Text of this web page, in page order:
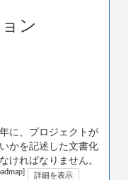
ン
に、プロジェクトが
かを記述した文書化
ければなりません。
詳細を表示